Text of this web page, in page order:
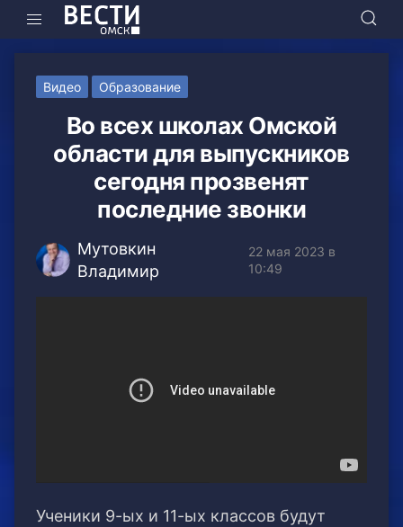
Видео Образование
Во всех школах Омской
области для выпускников
сегодня прозвенят
последние звонки
Мутовкин
Владимир
22 мая 2023 в
10:49
Ученики 9-ых и 11-ых классов будут